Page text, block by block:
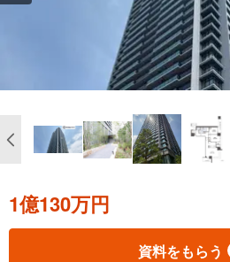
1億130万円
資料をもらう